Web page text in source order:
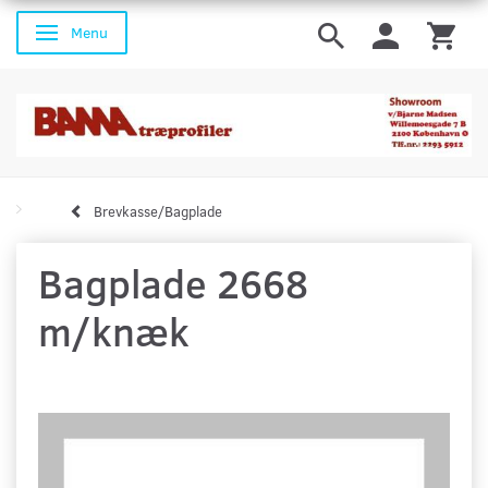
Skifte navigation
Menu
Brevkasse/Bagplade
Bagplade 2668
m/knæk